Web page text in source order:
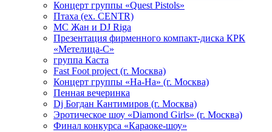
Концерт группы «Quest Pistols»
Птаха (ex. CENTR)
МС Жан и DJ Riga
Презентация фирменного компакт-диска КРК
«Метелица-С»
группа Каста
Fast Foot project (г. Москва)
Концерт группы «На-На» (г. Москва)
Пенная вечеринка
Dj Богдан Кантимиров (г. Москва)
Эротическое шоу «Diamond Girls» (г. Москва)
Финал конкурса «Караоке-шоу»